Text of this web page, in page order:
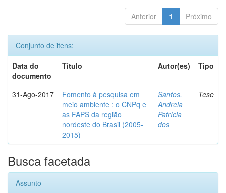
Anterior 1 Próximo
Conjunto de itens:
Data do
documento
Título Autor(es) Tipo
31-Ago-2017
Fomento à pesquisa em
meio ambiente : o CNPq e
as FAPS da região
nordeste do Brasil (2005-
2015)
Santos,
Andreia
Patrícia
dos
Tese
Busca facetada
Assunto